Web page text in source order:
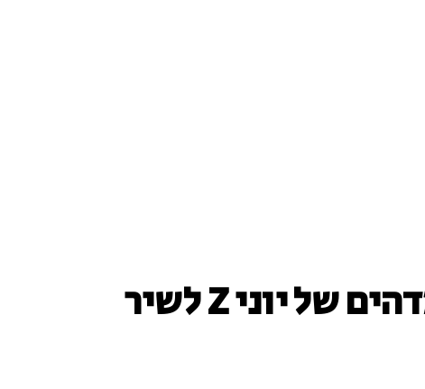
הקליפ החדש והמדהים של יוני Z לשיר